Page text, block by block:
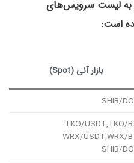
به لیست سرویس‌های
است:
بازار آنی (Spot)
SHIB/
TKO/USDT,TKO/
WRX/USDT,WRX/
SHIB/